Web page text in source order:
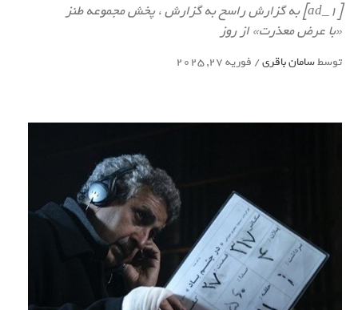
[ad_1] به گزارش راسخ به گزارش ، پخش مجموعه طنز
«با عرض معذرت» از روز
توسطسامان باقری/ فوریه 27, 2025